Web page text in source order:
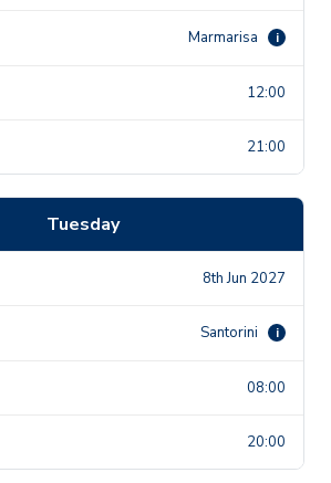
Marmarisa i
12:00
21:00
Tuesday
8th Jun 2027
Santorini i
08:00
20:00